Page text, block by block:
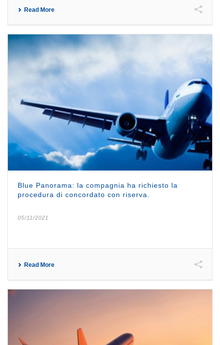
Read More
Blue Panorama: la compagnia ha richiesto la
procedura di concordato con riserva.
05/11/2021
Read More